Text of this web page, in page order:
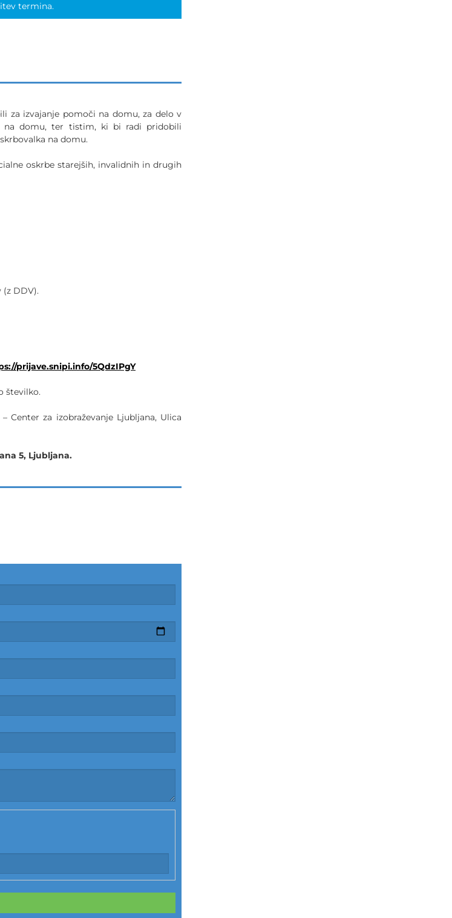
termina.
za izvajanje pomoči na domu, za delo v
na domu, ter tistim, ki bi radi pridobili
na domu.
oskrbe starejših, invalidnih in drugih
(z DDV).
prijave.snipi.info/5QdzIPgY
številko.
Center za izobraževanje Ljubljana, Ulica
5, Ljubljana.